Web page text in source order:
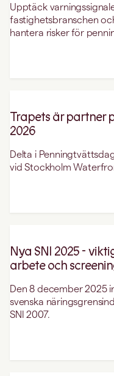
Upptäck
fastighetsbranschen
hantera risker för
Trapets är partner
2026
Delta i
vid Stockholm
Nya SNI 2025 -
arbete och
Den 8 december 2025
svenska
SNI 2007.